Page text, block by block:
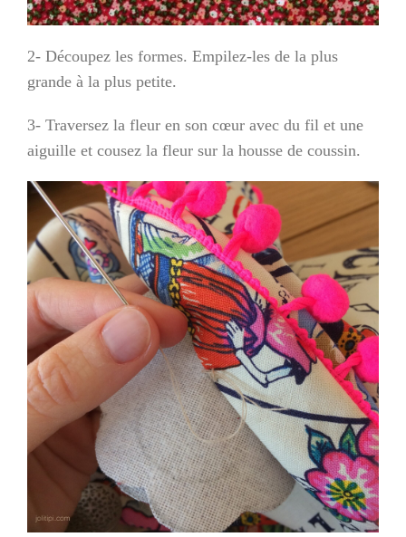
2- Découpez les formes. Empilez-les de la plus
grande à la plus petite.
3- Traversez la fleur en son cœur avec du fil et une
aiguille et cousez la fleur sur la housse de coussin.